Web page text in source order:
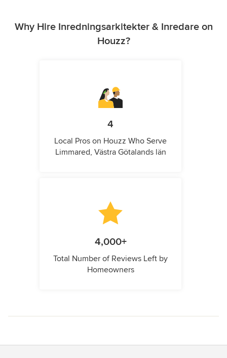
Why Hire Inredningsarkitekter & Inredare on
Houzz?
4
Local Pros on Houzz Who Serve
Limmared, Västra Götalands län
4,000+
Total Number of Reviews Left by
Homeowners